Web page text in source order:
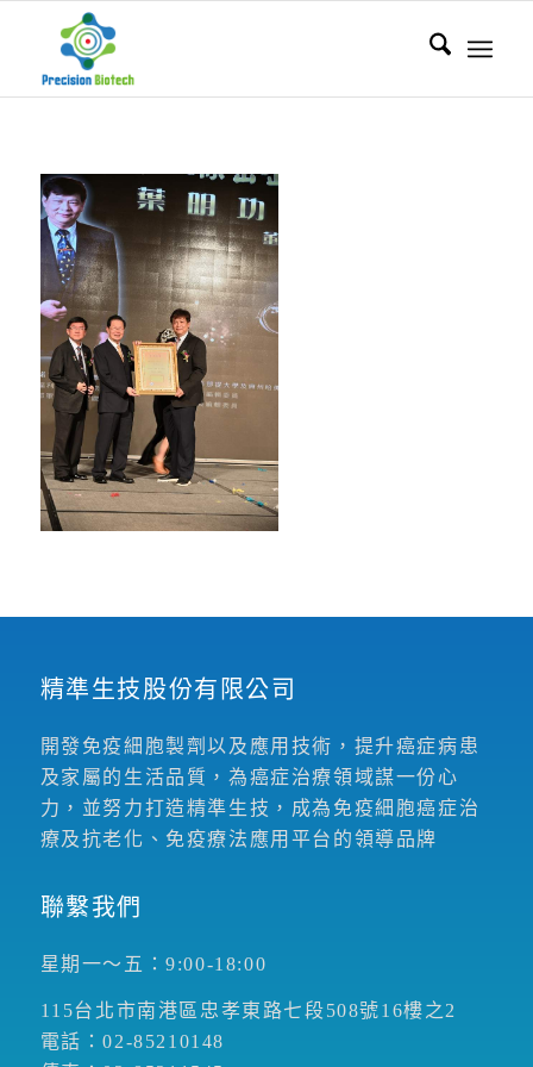
精準生技股份有限公司
開發免疫細胞製劑以及應用技術，提升癌症病患
及家屬的生活品質，為癌症治療領域謀一份心
力，並努力打造精準生技，成為免疫細胞癌症治
療及抗老化、免疫療法應用平台的領導品牌
聯繫我們
星期一～五：9:00-18:00
115台北市南港區忠孝東路七段508號16樓之2
電話：02-85210148